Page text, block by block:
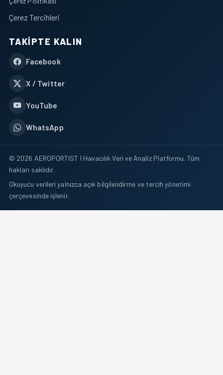
Çerez Tercihleri
TAKIPTE KALIN
Facebook
X / Twitter
YouTube
WhatsApp
© 2026 AEROPORTIST I Havacılık Veri ve Analiz Platformu. Tüm
hakları saklıdır.
Okuyucu verileri yalnızca açık bilgilendirme ve tercih yönetimi
çerçevesinde işlenir.